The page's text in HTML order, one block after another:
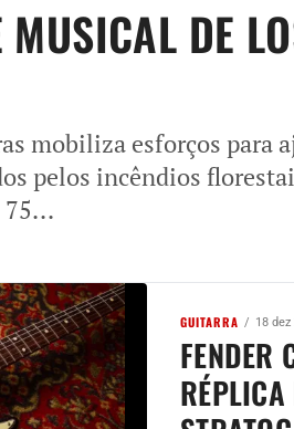
DE
mobiliza esforços para
pelos incêndios
75...
GUITARRA 18 dez
FENDER